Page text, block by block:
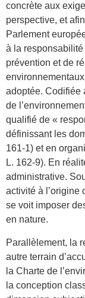
concrète aux
perspective, et
Parlement
à la
prévention et de
adoptée. Codifiée
de
qualifié de «
définissant les
161-1) et en
L. 162-9). En
administrative.
activité à l’origine
se voit imposer
en nature.
Parallèlement, la
autre terrain
la Charte de
la conception